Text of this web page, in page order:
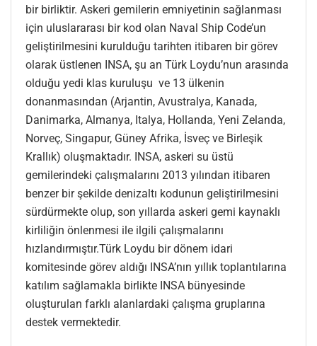
bir birliktir. Askeri gemilerin emniyetinin sağlanması
için uluslararası bir kod olan Naval Ship Code’un
geliştirilmesini kurulduğu tarihten itibaren bir görev
olarak üstlenen INSA, şu an Türk Loydu’nun arasında
olduğu yedi klas kuruluşu ve 13 ülkenin
donanmasından (Arjantin, Avustralya, Kanada,
Danimarka, Almanya, Italya, Hollanda, Yeni Zelanda,
Norveç, Singapur, Güney Afrika, İsveç ve Birleşik
Krallık) oluşmaktadır. INSA, askeri su üstü
gemilerindeki çalışmalarını 2013 yılından itibaren
benzer bir şekilde denizaltı kodunun geliştirilmesini
sürdürmekte olup, son yıllarda askeri gemi kaynaklı
kirliliğin önlenmesi ile ilgili çalışmalarını
hızlandırmıştır.Türk Loydu bir dönem idari
komitesinde görev aldığı INSA’nın yıllık toplantılarına
katılım sağlamakla birlikte INSA bünyesinde
oluşturulan farklı alanlardaki çalışma gruplarına
destek vermektedir.